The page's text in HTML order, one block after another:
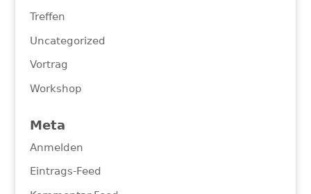
Treffen
Uncategorized
Vortrag
Workshop
Meta
Anmelden
Eintrags-Feed